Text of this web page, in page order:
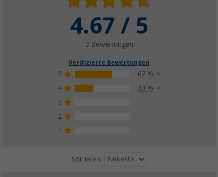
4.67 / 5
3 Bewertungen
Verifizierte Bewertungen
5
67 %
4
33 %
3
2
1
Sortieren: Neueste